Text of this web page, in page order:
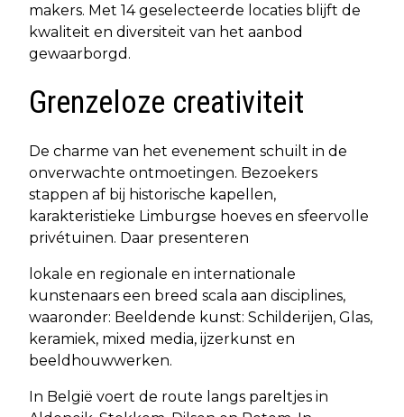
makers. Met 14 geselecteerde locaties blijft de
kwaliteit en diversiteit van het aanbod
gewaarborgd.
Grenzeloze creativiteit
De charme van het evenement schuilt in de
onverwachte ontmoetingen. Bezoekers
stappen af bij historische kapellen,
karakteristieke Limburgse hoeves en sfeervolle
privétuinen. Daar presenteren
lokale en regionale en internationale
kunstenaars een breed scala aan disciplines,
waaronder: Beeldende kunst: Schilderijen, Glas,
keramiek, mixed media, ijzerkunst en
beeldhouwwerken.
In België voert de route langs pareltjes in